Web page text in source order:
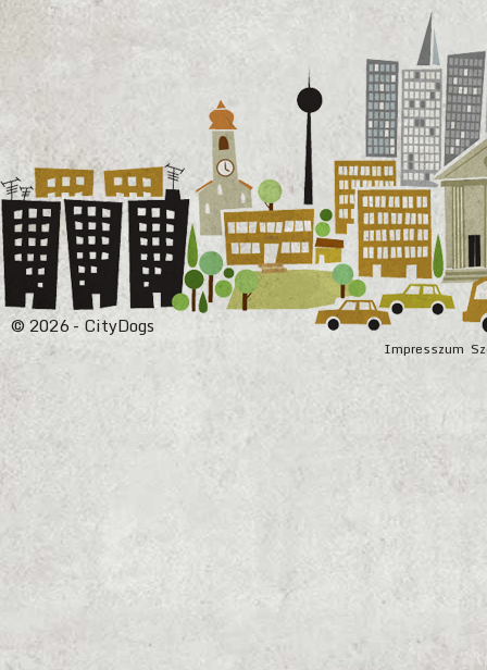
Impresszum
© 2026 - CityDogs